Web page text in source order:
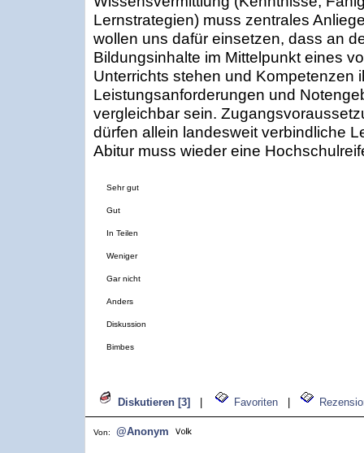
Lernstrategien) muss zentrales
wollen uns dafür einsetzen, dass an
Bildungsinhalte im Mittelpunkt eines
Unterrichts stehen und Kompetenzen
Leistungsanforderungen und
vergleichbar sein.
dürfen allein landesweit verbindliche
Abitur muss wieder eine
Sehr gut
Gut
In Teilen
Weniger
Gar nicht
Anders
Diskussion
Bimbes
Diskutieren [3] Favoriten
Von: @Anonym